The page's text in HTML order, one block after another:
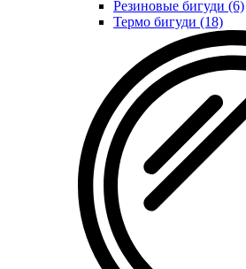
Резиновые бигуди (6)
Термо бигуди (18)